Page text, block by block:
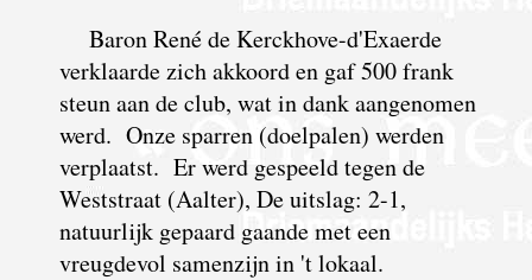
Baron René de Kerckhove-d'Exaerde
verklaarde zich akkoord en gaf 500 frank
steun aan de club, wat in dank aangenomen
werd. Onze sparren (doelpalen) werden
verplaatst. Er werd gespeeld tegen de
Weststraat (Aalter), De uitslag: 2-1,
natuurlijk gepaard gaande met een
vreugdevol samenzijn in 't lokaal.